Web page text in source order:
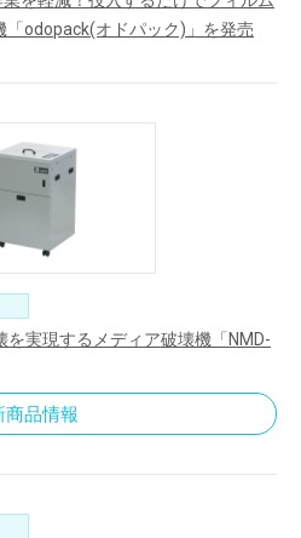
「odopack(オドパック)」を発売
を実現するメディア破壊機「NMD-
商品情報